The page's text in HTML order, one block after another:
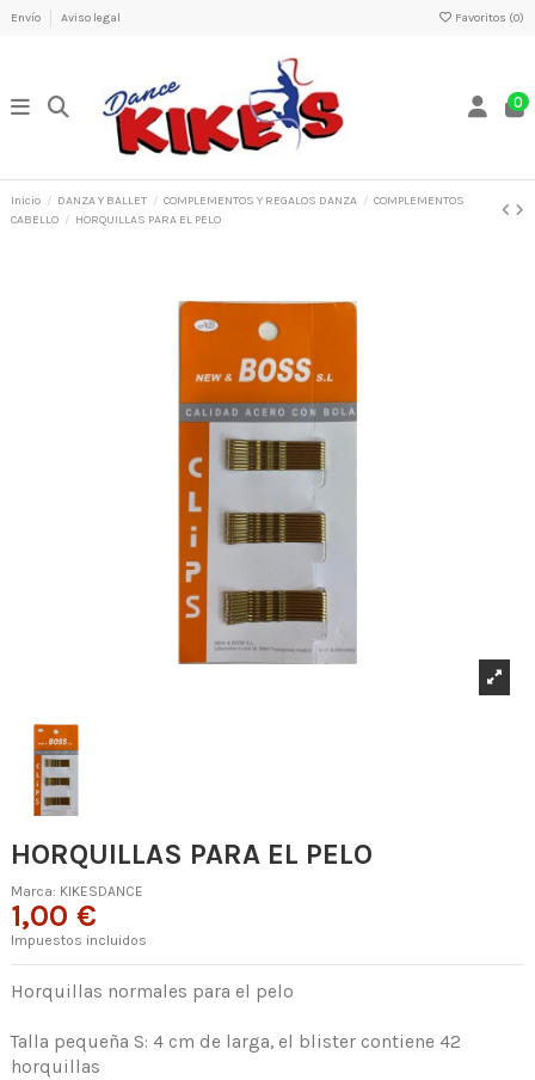
Envío Aviso legal Favoritos (0)
0
Inicio DANZA Y BALLET COMPLEMENTOS Y REGALOS DANZA
COMPLEMENTOS
CABELLO
HORQUILLAS PARA EL PELO
HORQUILLAS PARA EL PELO
Marca: KIKESDANCE
1,00 €
Impuestos incluidos
Horquillas normales para el pelo
Talla pequeña S: 4 cm de larga, el blister contiene 42
horquillas